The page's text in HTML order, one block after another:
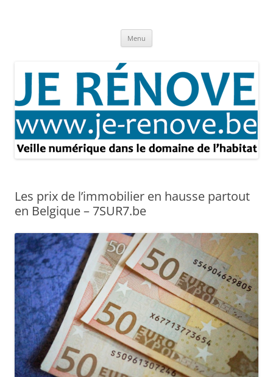
Menu
Les prix de l’immobilier en hausse partout
en Belgique – 7SUR7.be